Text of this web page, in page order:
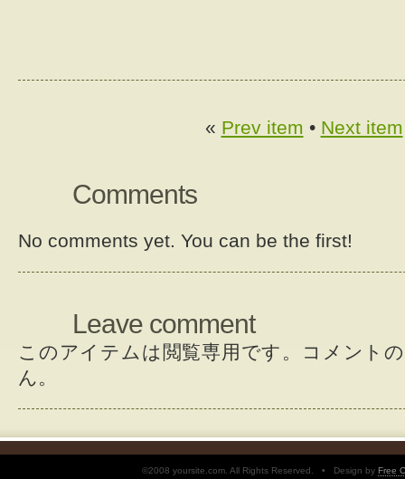
« Prev item • Next item
Comments
No comments yet. You can be the first!
Leave comment
このアイテムは閲覧専用です。コメント
ん。
©2008 yoursite.com. All Rights Reserved. • Design by Free